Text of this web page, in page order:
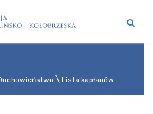
Lista kapłanów